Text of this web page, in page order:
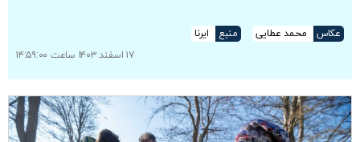
عکاس محمد عطایی منبع
ایرنا
۱۷ اسفند ۱۴۰۳ ساعت ۱۴:۵۹:۰۰